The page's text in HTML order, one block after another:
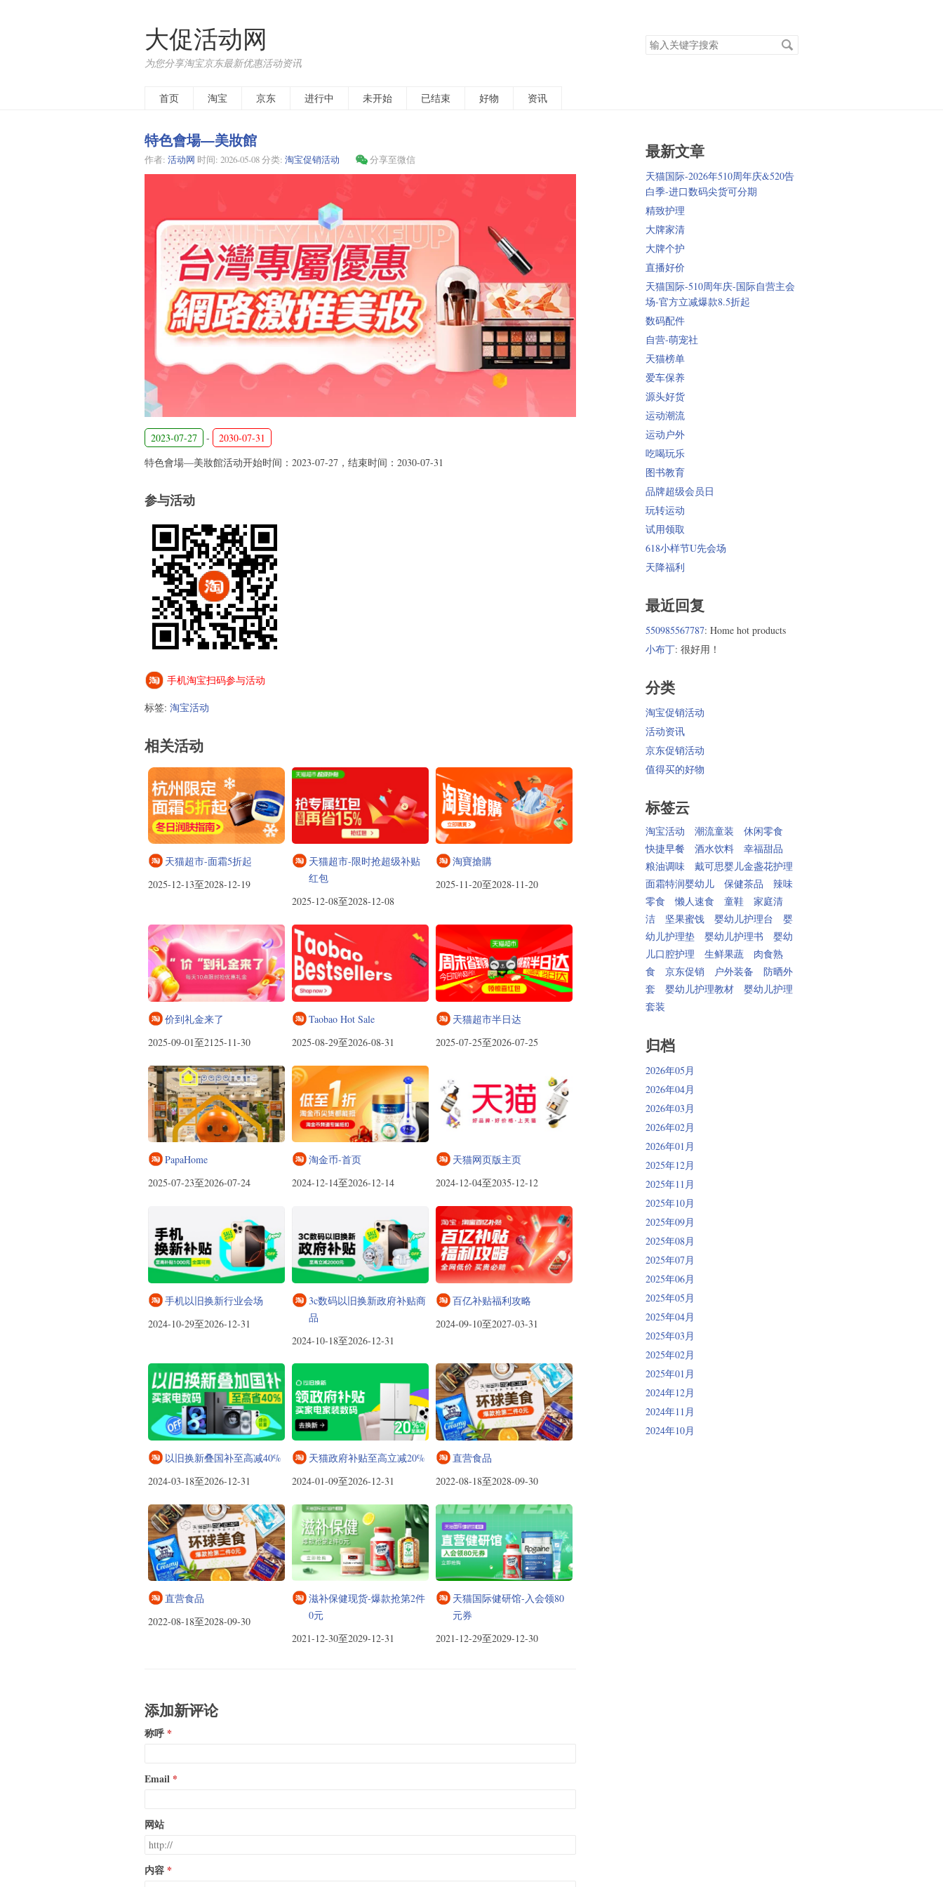
大促活动网
为您分享淘宝京东最新优惠活动资讯
搜
索
首页
淘宝 京东 进行中 未开始 已结束 好物 资讯
特色會場—美妝館
作者: 活动网 时间: 2026-05-08分类: 淘宝促销活动 分享至微信
2023-07-27 -
2030-07-31
特色會場—美妝館活动开始时间：2023-07-27，结束时间：2030-07-31
参与活动
手机淘宝扫码参与活动
标签: 淘宝活动
相关活动
天猫超市-面霜5折起
2025-12-13至2028-12-19
天猫超市-限时抢超级补贴
红包
2025-12-08至2028-12-08
淘寶搶購
2025-11-20至2028-11-20
价到礼金来了
2025-09-01至2125-11-30
Taobao Hot Sale
2025-08-29至2026-08-31
天猫超市半日达
2025-07-25至2026-07-25
PapaHome
2025-07-23至2026-07-24
淘金币-首页
2024-12-14至2026-12-14
天猫网页版主页
2024-12-04至2035-12-12
手机以旧换新行业会场
2024-10-29至2026-12-31
3c数码以旧换新政府补贴商
品
2024-10-18至2026-12-31
百亿补贴福利攻略
2024-09-10至2027-03-31
以旧换新叠国补至高减40%
2024-03-18至2026-12-31
天猫政府补贴至高立减20%
2024-01-09至2026-12-31
直营食品
2022-08-18至2028-09-30
直营食品
2022-08-18至2028-09-30
滋补保健现货-爆款抢第2件
0元
2021-12-30至2029-12-31
天猫国际健研馆-入会领80
元券
2021-12-29至2029-12-30
添加新评论
称呼
Email
网站
内容
最新文章
天猫国际-2026年510周年庆&520告
白季-进口数码尖货可分期
精致护理
大牌家清
大牌个护
直播好价
天猫国际-510周年庆-国际自营主会
场-官方立减爆款8.5折起
数码配件
自营-萌宠社
天猫榜单
爱车保养
源头好货
运动潮流
运动户外
吃喝玩乐
图书教育
品牌超级会员日
玩转运动
试用领取
618小样节U先会场
天降福利
最近回复
550985567787: Home hot products
小布丁: 很好用！
分类
淘宝促销活动
活动资讯
京东促销活动
值得买的好物
标签云
淘宝活动 潮流童装
休闲零食
快捷早餐
酒水饮料
幸福甜品
粮油调味
戴可思婴儿金盏花护理
面霜特润婴幼儿
保健茶品
辣味
零食
懒人速食 童鞋
家庭清
洁
坚果蜜饯 婴幼儿护理台
婴
幼儿护理垫
婴幼儿护理书
婴幼
儿口腔护理
生鲜果蔬
肉食熟
食
京东促销 户外装备
防晒外
套
婴幼儿护理教材
婴幼儿护理
套装
归档
2026年05月
2026年04月
2026年03月
2026年02月
2026年01月
2025年12月
2025年11月
2025年10月
2025年09月
2025年08月
2025年07月
2025年06月
2025年05月
2025年04月
2025年03月
2025年02月
2025年01月
2024年12月
2024年11月
2024年10月